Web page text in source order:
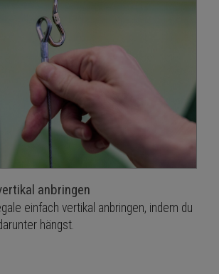
anbringen
einfach vertikal anbringen, indem du
hängst.